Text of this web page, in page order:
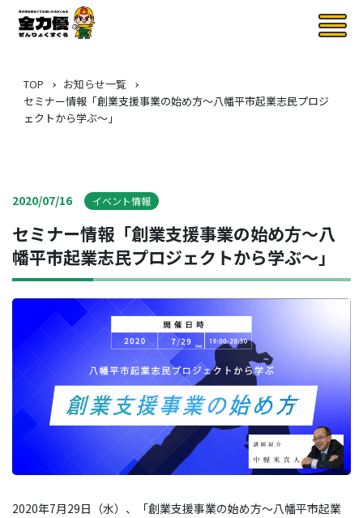
TOP
お知らせ一覧
セミナー情報「創業支援事業の始め方〜八幡平市起業志民プロジ
ェクトから学ぶ〜」
2020/07/16 イベント情報
セミナー情報「創業支援事業の始め方〜八
幡平市起業志民プロジェクトから学ぶ〜」
2020年7月29日（水）、「創業支援事業の始め方〜八幡平市起業